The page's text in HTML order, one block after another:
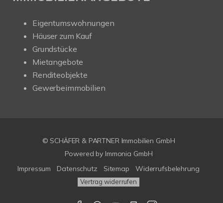
Eigentumswohnungen
Häuser zum Kauf
Grundstücke
Mietangebote
Renditeobjekte
Gewerbeimmobilien
© SCHÄFER & PARTNER Immobilien GmbH
Powered by Immonia GmbH
Impressum
Datenschutz Sitemap Widerrufsbelehrung
Vertrag widerrufen